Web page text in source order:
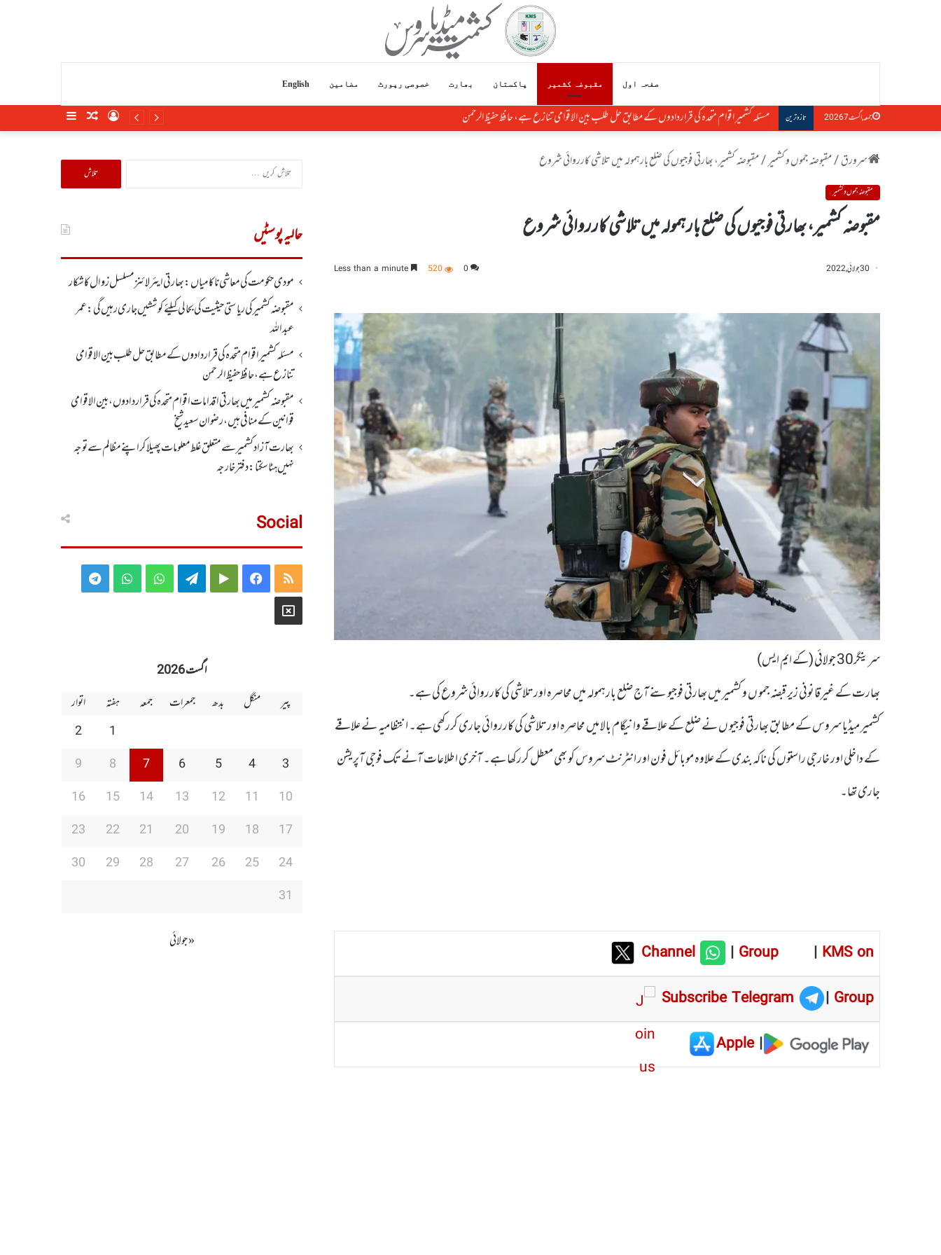
صفحہ اول مقبوضہ کشمیر پاکستان بھارت خصوصی رپورٹ مضامین English
جمعہ, اگست 7 2026 تازہ ترین مسئلہ کشمیر اقوام متحدہ کی قراردادوں کے مطابق حل طلب بین الاقوامی تنازع ہے، حافظ حفیظ الرحمن SidebarRandomLog
سرورق/مقبوضہ جموں و کشمیر/مقبوضہ کشمیر، بھارتی فوجیوں کی ضلع بارہمولہ میں تلاشی کارروائی شروع
مقبوضہ جموں و کشمیر
مقبوضہ کشمیر، بھارتی فوجیوں کی ضلع بارہمولہ میں تلاشی کارروائی شروع
30 جولائی, 2022 0
520
سرینگر30 جولائی (کے ایم ایس)
بھارت کے غیرقانونی زیر قبضہ جمو ں و کشمیر میں بھارتی فوجیوںنے آج ضلع بارہمولہ میں محاصرہ اور تلاشی کی کارروائی شروع کی ہے۔
کشمیر میڈیا سروس کے مطابق بھارتی فوجیو ں نے ضلع کے علاقے وانیگام بالا میں محاصرہ اور تلاشی کی کارروائی جاری کررکھی ہے۔ انتظامیہ نے علاقے
کے داخلی اور خارجی راستوں کی ناکہ بندی کے علاوہ موبائل فون اور انٹرنٹ سروس کو بھی معطل کررکھا ہے۔ آخری اطلاعات آنے تک فوجی آپریشن
جاری تھا۔
Channel |Group | KMS on
Subscribe Telegram
| Group
|
Apple
تلاش
کریں
حالیہ پوسٹیں
مودی حکومت کی معاشی ناکامیاں: بھارتی ایئرلائنز مسلسل زوال کا شکار
مقبوضہ کشمیر کی ریاستی حیثیت کی بحالی کیلئے کوششیں جاری رہیں گی: عمر
عبداللہ
مسئلہ کشمیر اقوام متحدہ کی قراردادوں کے مطابق حل طلب بین الاقوامی
تنازع ہے، حافظ حفیظ الرحمن
مقبوضہ کشمیر میں بھارتی اقدامات اقوام متحدہ کی قراردادوں، بین الاقوامی
قوانین کے منافی ہیں،رضوان سعید شیخ
بھارت آزاد کشمیر سے متعلق غلط معلومات پھیلا کر اپنے مظالم سے توجہ
نہیں ہٹا سکتا: دفتر خارجہ
Social
RSS
Facebook
Google
Telegram
WhatsApp
WhatsApp
Telegram
X
اگست 2026
پیر
منگل بدھ جمعرات جمعہ ہفتہ
اتوار
1
2
3
4
5
6
7
8
9
10
11
12
13
14
15
16
17
18
19
20
21
22
23
24
25
26
27
28
29
30
31
« جولائی